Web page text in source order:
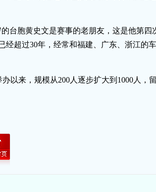
台胞黄史文是赛事的老朋友，这是他第
经超过30年，经常和福建、广东、浙江的
以来，规模从200人逐步扩大到1000人，